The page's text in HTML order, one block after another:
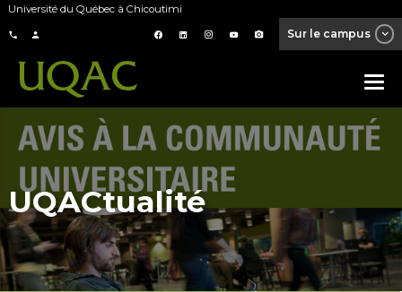
Université du Québec à Chicoutimi
Sur le campus
UQACtualité